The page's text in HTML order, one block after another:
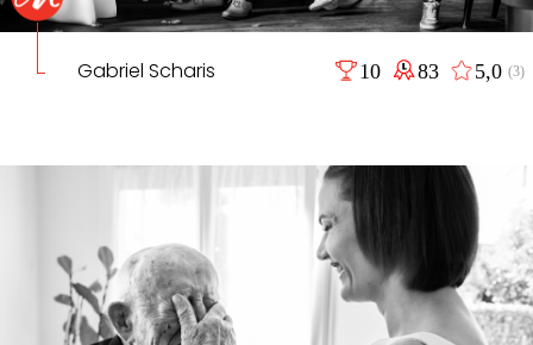
Gabriel Scharis 10 83 5,0(3)